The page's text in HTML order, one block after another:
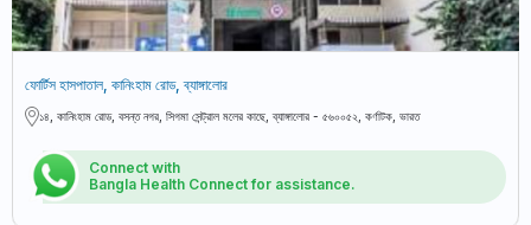
ফোর্টিস হাসপাতাল, কানিংহাম রোড, ব্যাঙ্গালোর
১৪, কানিংহাম রোড, বসন্ত নগর, সিগমা সেন্ট্রাল মলের কাছে, ব্যাঙ্গালোর - ৫৬০০৫২, কর্ণাটক, ভারত
Connect with
Bangla Health Connect for assistance.